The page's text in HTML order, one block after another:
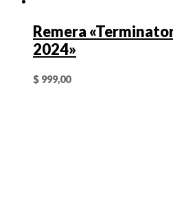
Remera
2024»
$ 999,00